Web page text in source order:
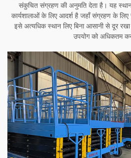
संकुचित संग्रहण की अनुमति देता है। यह
कार्यशालाओं के लिए आदर्श है जहाँ संग्रहण के लिए
इसे अत्यधिक स्थान लिए बिना आसानी से दूर
उपयोग को अधिकतम